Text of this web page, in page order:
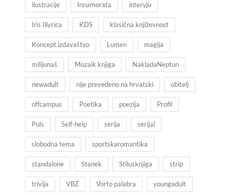
ilustracije Innamorata intervju
Iris Illyrica KDS klasična književnost
Koncept izdavaštvo Lumen magija
milijunaš Mozaik knjiga NakladaNeptun
newadult nije prevedeno na hrvatski obitelj
offcampus Poetika poezija Profil
Puls Self-help serija serijal
slobodna tema sportskaromantika
standalone Stanek Stilusknjiga strip
trivija VBZ Vorto palabra youngadult